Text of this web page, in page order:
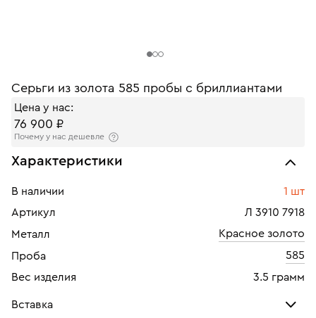
Серьги из золота 585 пробы с бриллиантами
Цена у нас:
76 900 ₽
Почему у нас дешевле
Характеристики
В наличии
1 шт
Артикул
Л 3910 7918
Металл
Красное золото
Проба
585
Вес изделия
3.5 грамм
Вставка